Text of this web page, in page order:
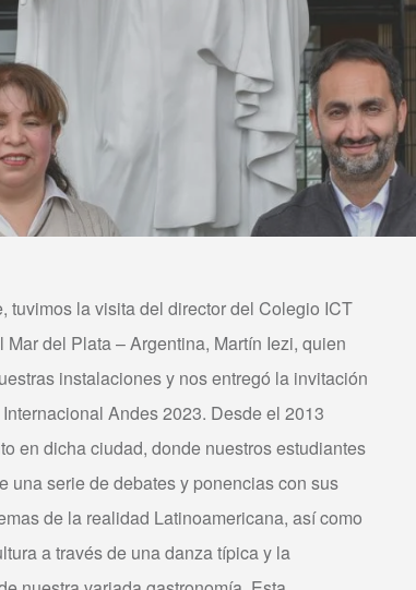
tuvimos la visita del director del Colegio ICT
Mar del Plata – Argentina, Martín Iezi, quien
instalaciones y nos entregó la invitación
Andes 2023. Desde el 2013
en dicha ciudad, donde nuestros estudiantes
una serie de debates y ponencias con sus
de la realidad Latinoamericana, así como
a través de una danza típica y la